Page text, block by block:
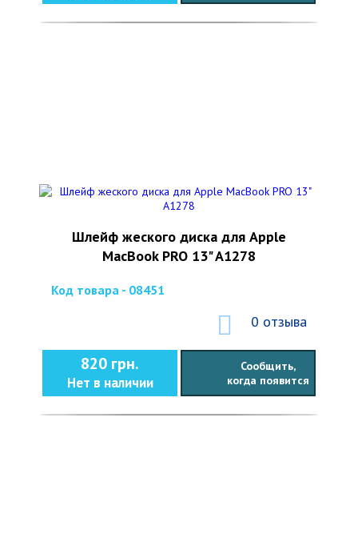
Шлейф жеского диска для Apple
MacBook PRO 13" A1278
Код товара - 08451
0 отзыва
820 грн.
Нет в наличии
Сообщить,
когда появится